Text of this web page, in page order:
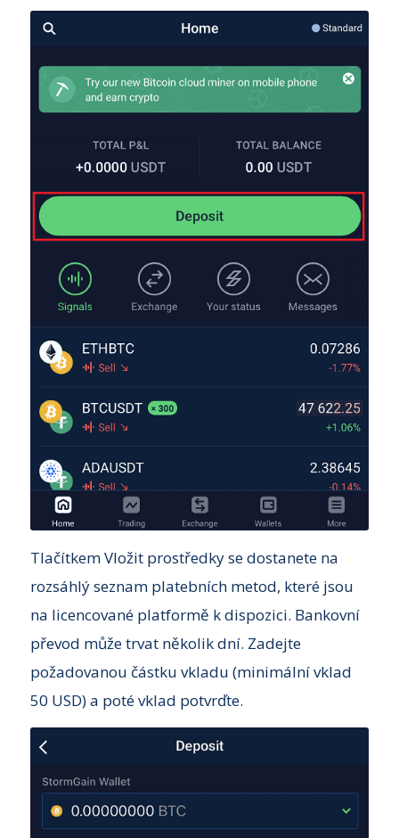
Tlačítkem Vložit prostředky se dostanete na
rozsáhlý seznam platebních metod, které jsou
na licencované platformě k dispozici. Bankovní
převod může trvat několik dní. Zadejte
požadovanou částku vkladu (minimální vklad
50 USD) a poté vklad potvrďte.